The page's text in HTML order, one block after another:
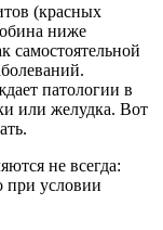
(красных
ниже
самостоятельной
патологии в
или желудка. Вот
не всегда:
при условии